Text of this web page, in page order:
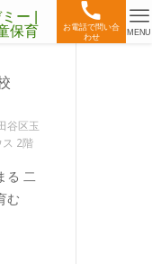
お電話で問い合
わせ
MENU
谷区玉
2階
る 二
む